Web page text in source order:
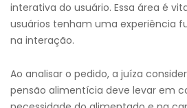
interativa do usuário. Essa área é
usuários tenham uma experiência
na interação.
Ao analisar o pedido, a juíza
pensão alimentícia deve levar em